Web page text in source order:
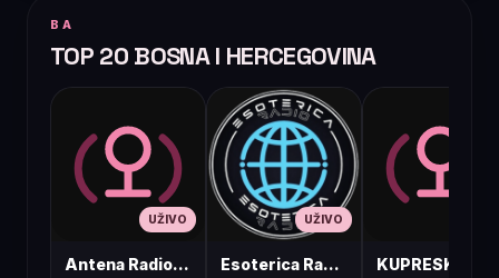
BA
TOP 20 BOSNA I HERCEGOVINA
UŽIVO
Antena Radio, Jelah Tešanj
UŽIVO
Esoterica Radio S1